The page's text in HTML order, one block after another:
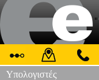
Υπολογιστές